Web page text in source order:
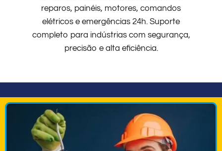
reparos, painéis, motores, comandos
elétricos e emergências 24h. Suporte
completo para indústrias com segurança,
precisão e alta eficiência.